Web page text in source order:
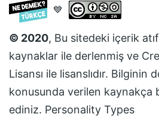
💙
© 2020, Bu sitedeki içerik
kaynaklar ile derlenmiş ve
Lisansı ile lisanslıdır. Bilginin
konusunda verilen kaynakça
ediniz. Personality Types